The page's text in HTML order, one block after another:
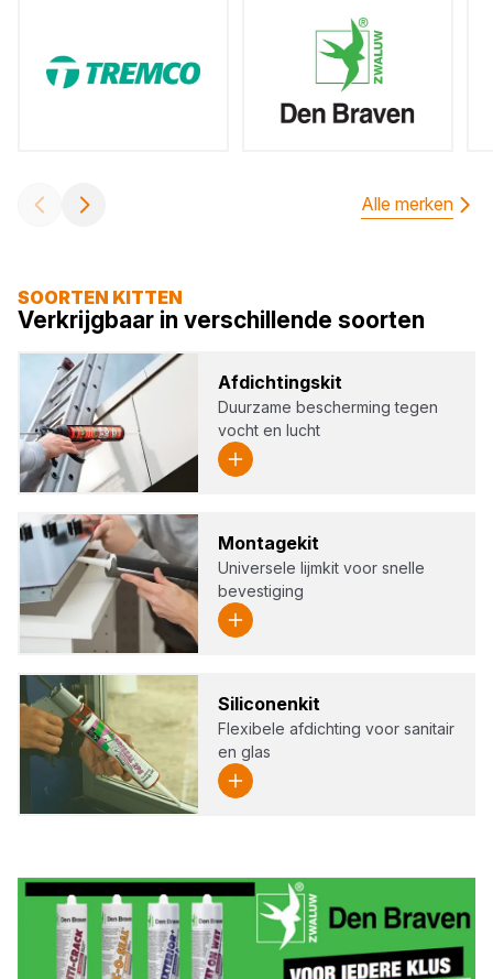
Alle merken
SOORTEN KITTEN
Verkrijgbaar in verschillende soorten
Afdich­tings­kit
Duurzame bescherming tegen
vocht en lucht
Mon­ta­ge­kit
Universele lijmkit voor snelle
bevestiging
Sili­co­nen­kit
Flexibele afdichting voor sanitair
en glas